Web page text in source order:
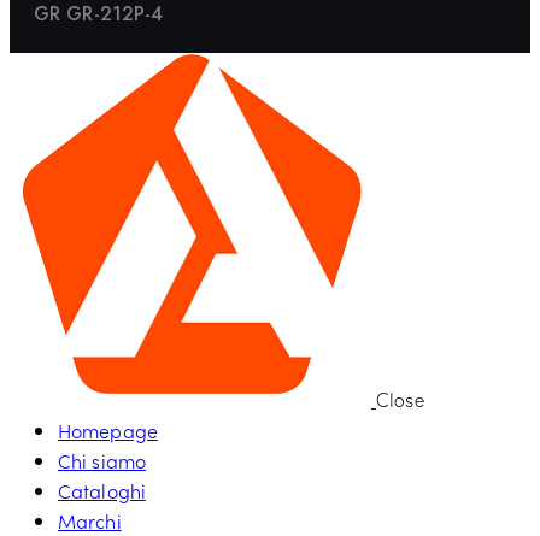
GR GR-212P-4
Close
Homepage
Chi siamo
Cataloghi
Marchi